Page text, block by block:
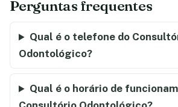
Perguntas frequentes
Qual é o telefone do
Odontológico?
Qual é o horário de